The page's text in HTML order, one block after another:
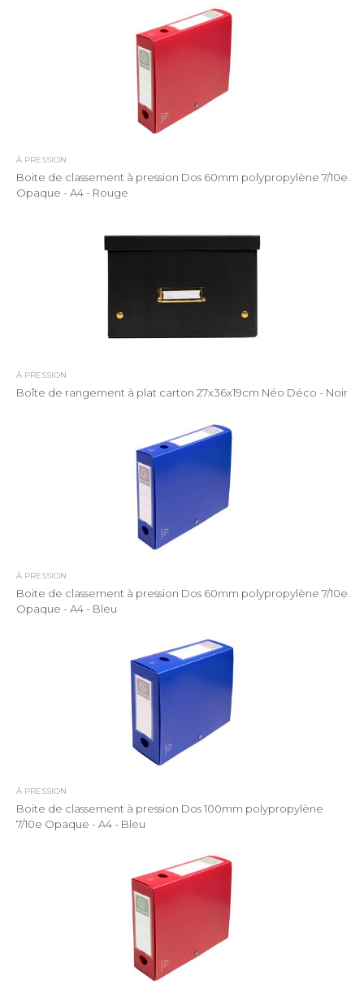
À PRESSION
Boite de classement à pression Dos 60mm polypropylène 7/10e
Opaque - A4 - Rouge
À PRESSION
Boîte de rangement à plat carton 27x36x19cm Néo Déco - Noir
À PRESSION
Boite de classement à pression Dos 60mm polypropylène 7/10e
Opaque - A4 - Bleu
À PRESSION
Boite de classement à pression Dos 100mm polypropylène
7/10e Opaque - A4 - Bleu